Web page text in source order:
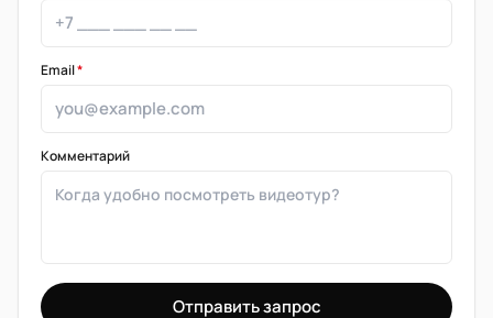
Email*
Комментарий
Отправить запрос